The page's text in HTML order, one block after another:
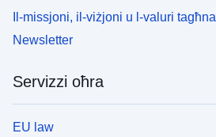
Il-missjoni, il-viżjoni u l-valuri tagħna
Newsletter
Servizzi oħra
EU law